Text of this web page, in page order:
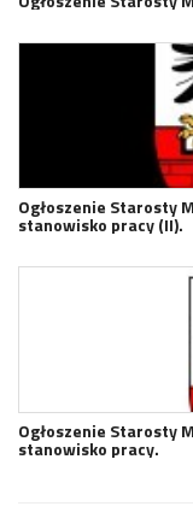
Ogłoszenie Starosty
stanowisko pracy (II).
Ogłoszenie Starosty
stanowisko pracy.